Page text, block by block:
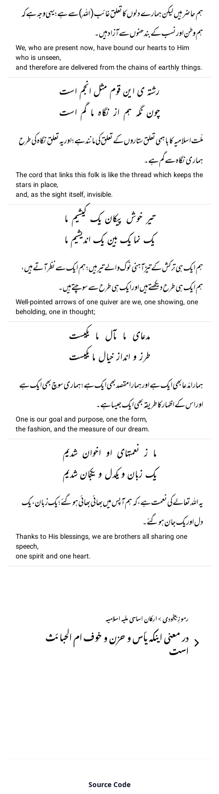
ہم حاضر ہیں لیکن ہمارے دلوں کا تعلق غائب (اللہ) سے ہے؛ یہی وجہ ہے کہ
ہم وطن اور نسب کے بندھنوں سے آزاد ہیں۔
We, who are present now, have bound our hearts to Him
who is unseen,
and therefore are delivered from the chains of earthly things.
رشتہ ی این قوم مثل انجم است
چون نگہ ہم از نگاہ ما گم است
ملّت اسلامیہ کا باہمی تعلق ستاروں کے تعلق کی مانند ہے؛ اور یہ تعلق نگاہ کی طرح
ہماری نگاہ سے گم ہے۔
The cord that links this folk is like the thread which keeps the
stars in place,
and, as the sight itself, invisible.
تیر خوش پیکان یک کیشیم ما
یک نما یک بین یک اندیشیم ما
ہم ایک ہی ترکش کے تیز آہنی نوک والے تیر ہیں ؛ ہم ایک سے نظر آتے ہیں ،
ہم ایک ہی طرح دیکھتے ہیں اور ایک ہی طرح سے سوچتے ہیں۔
Well-pointed arrows of one quiver are we, one showing, one
beholding, one in thought;
مدعای ما مآل ما یکیست
طرز و انداز خیال ما یکیست
ہمارا مدّعا بھی ایک ہے اور ہمارا مقصد بھی ایک ہے؛ ہماری سوچ بھی ایک ہے
اور اس کے اظہار کا طریقہ بھی ایک جیسا ہے۔
One is our goal and purpose, one the form,
the fashion, and the measure of our dream.
ما ز نعمتہای او اخوان شدیم
یک زبان و یکدل و یکجان شدیم
یہ اللہ تعالے کی نعمت ہے ، کہ ہم آپس میں بھائی بھائی ہو گئے ؛ یک زبان، یک
دل اور یک جان ہو گئے۔
Thanks to His blessings, we are brothers all sharing one
speech,
one spirit and one heart.
رموزِ بیخودی > ارکان اساسی ملیہ اسلامیہ
در معنی اینکہ یأس و حزن و خوف ام الحبا ئث
است
Source Code